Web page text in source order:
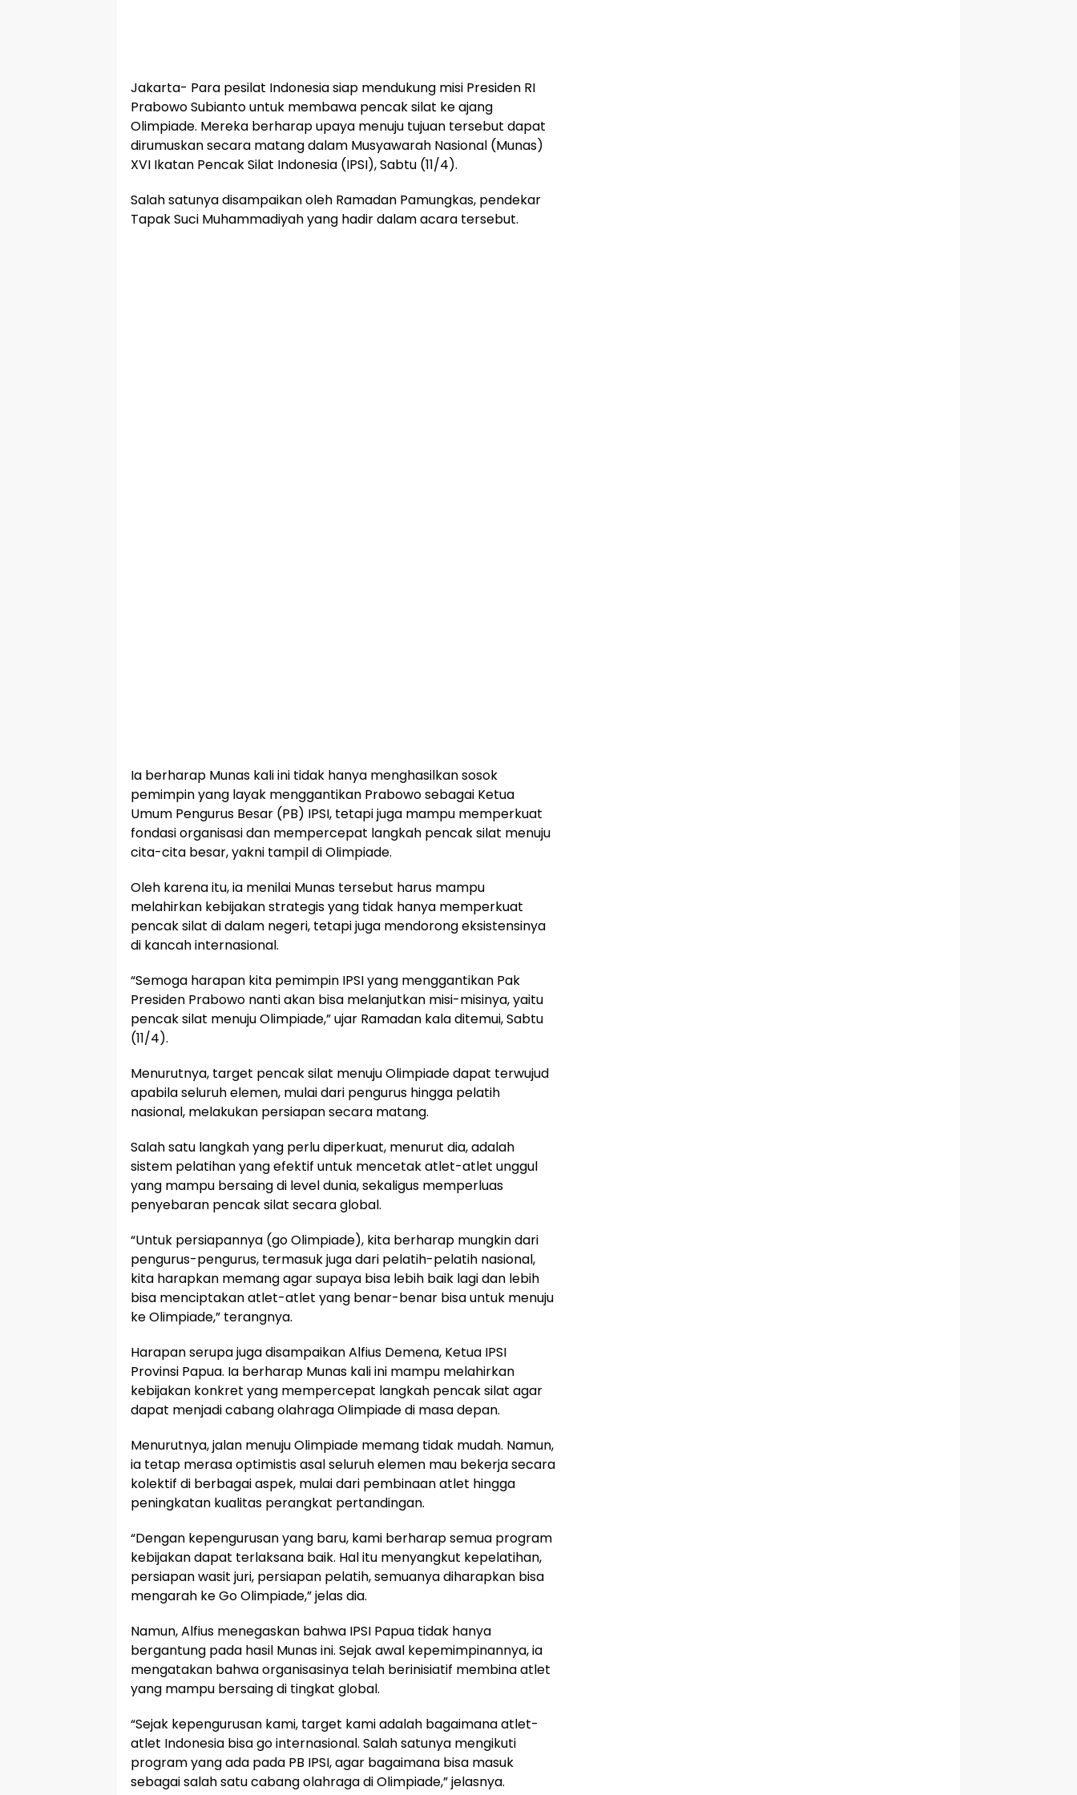
Jakarta- Para pesilat Indonesia siap mendukung misi Presiden RI
Prabowo Subianto untuk membawa pencak silat ke ajang
Olimpiade. Mereka berharap upaya menuju tujuan tersebut dapat
dirumuskan secara matang dalam Musyawarah Nasional (Munas)
XVI Ikatan Pencak Silat Indonesia (IPSI), Sabtu (11/4).
Salah satunya disampaikan oleh Ramadan Pamungkas, pendekar
Tapak Suci Muhammadiyah yang hadir dalam acara tersebut.
Ia berharap Munas kali ini tidak hanya menghasilkan sosok
pemimpin yang layak menggantikan Prabowo sebagai Ketua
Umum Pengurus Besar (PB) IPSI, tetapi juga mampu memperkuat
fondasi organisasi dan mempercepat langkah pencak silat menuju
cita-cita besar, yakni tampil di Olimpiade.
Oleh karena itu, ia menilai Munas tersebut harus mampu
melahirkan kebijakan strategis yang tidak hanya memperkuat
pencak silat di dalam negeri, tetapi juga mendorong eksistensinya
di kancah internasional.
“Semoga harapan kita pemimpin IPSI yang menggantikan Pak
Presiden Prabowo nanti akan bisa melanjutkan misi-misinya, yaitu
pencak silat menuju Olimpiade,” ujar Ramadan kala ditemui, Sabtu
(11/4).
Menurutnya, target pencak silat menuju Olimpiade dapat terwujud
apabila seluruh elemen, mulai dari pengurus hingga pelatih
nasional, melakukan persiapan secara matang.
Salah satu langkah yang perlu diperkuat, menurut dia, adalah
sistem pelatihan yang efektif untuk mencetak atlet-atlet unggul
yang mampu bersaing di level dunia, sekaligus memperluas
penyebaran pencak silat secara global.
“Untuk persiapannya (go Olimpiade), kita berharap mungkin dari
pengurus-pengurus, termasuk juga dari pelatih-pelatih nasional,
kita harapkan memang agar supaya bisa lebih baik lagi dan lebih
bisa menciptakan atlet-atlet yang benar-benar bisa untuk menuju
ke Olimpiade,” terangnya.
Harapan serupa juga disampaikan Alfius Demena, Ketua IPSI
Provinsi Papua. Ia berharap Munas kali ini mampu melahirkan
kebijakan konkret yang mempercepat langkah pencak silat agar
dapat menjadi cabang olahraga Olimpiade di masa depan.
Menurutnya, jalan menuju Olimpiade memang tidak mudah. Namun,
ia tetap merasa optimistis asal seluruh elemen mau bekerja secara
kolektif di berbagai aspek, mulai dari pembinaan atlet hingga
peningkatan kualitas perangkat pertandingan.
“Dengan kepengurusan yang baru, kami berharap semua program
kebijakan dapat terlaksana baik. Hal itu menyangkut kepelatihan,
persiapan wasit juri, persiapan pelatih, semuanya diharapkan bisa
mengarah ke Go Olimpiade,” jelas dia.
Namun, Alfius menegaskan bahwa IPSI Papua tidak hanya
bergantung pada hasil Munas ini. Sejak awal kepemimpinannya, ia
mengatakan bahwa organisasinya telah berinisiatif membina atlet
yang mampu bersaing di tingkat global.
“Sejak kepengurusan kami, target kami adalah bagaimana atlet-
atlet Indonesia bisa go internasional. Salah satunya mengikuti
program yang ada pada PB IPSI, agar bagaimana bisa masuk
sebagai salah satu cabang olahraga di Olimpiade,” jelasnya.